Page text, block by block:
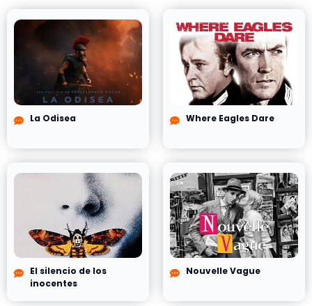
La Odisea Where Eagles Dare
El silencio de los
inocentes
Nouvelle Vague